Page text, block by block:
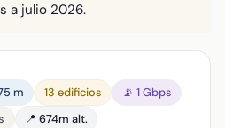
a julio 2026.
m 13 edificios
📡 1 Gbps
📍 674m alt.